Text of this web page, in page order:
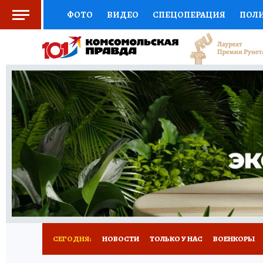
ФОТО ВИДЕО СПЕЦОПЕРАЦИЯ
СОЦПОДДЕРЖКА НАУКА СПОРТ
ВЫБОР ЭКСПЕРТОВ ДОКТОР
КНИЖНАЯ ПОЛКА ПРОГНОЗЫ НА СПОРТ
ПРЕСС-ЦЕНТР НЕДВИЖИМОСТЬ
РАДИО КП РЕКЛАМА ТЕСТЫ НОВОЕ
СЕГОДНЯ: НОВОСТИ ТОЛЬКО У НАС ВОЕНКОРЫ